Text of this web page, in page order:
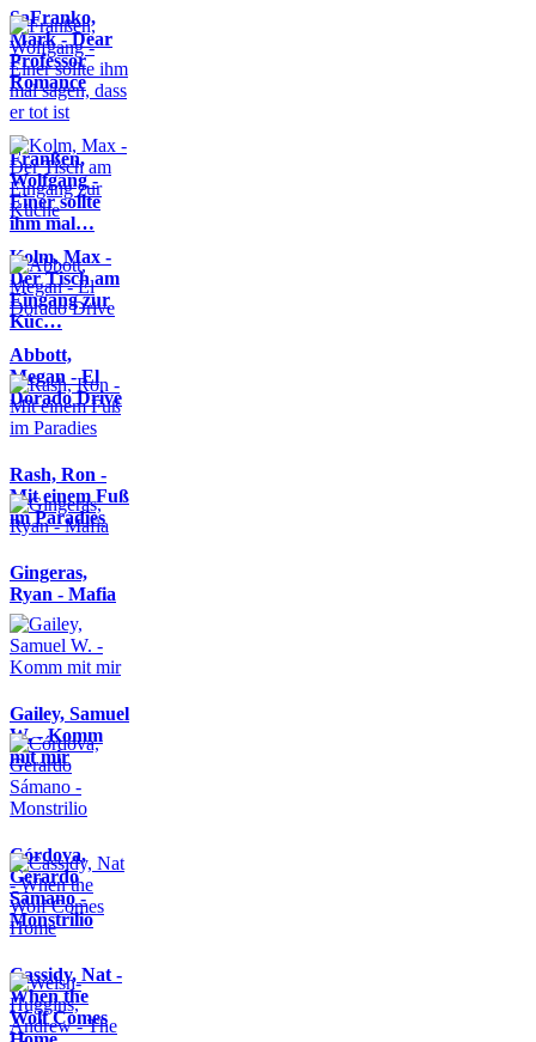
SaFranko,
Mark - Dear
Professor
Romance
Franßen,
Wolfgang -
Einer sollte
ihm mal…
Kolm, Max -
Der Tisch am
Eingang zur
Küc…
Abbott,
Megan - El
Dorado Drive
Rash, Ron -
Mit einem Fuß
im Paradies
Gingeras,
Ryan - Mafia
Gailey, Samuel
W. - Komm
mit mir
Córdova,
Gerardo
Sámano -
Monstrilio
Cassidy, Nat -
When the
Wolf Comes